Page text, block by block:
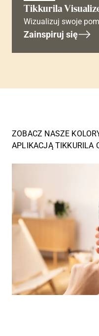
Tikkurila
Wizualizuj swoje
Zainspiruj się
ZOBACZ NASZE
APLIKACJĄ TIKKURILA